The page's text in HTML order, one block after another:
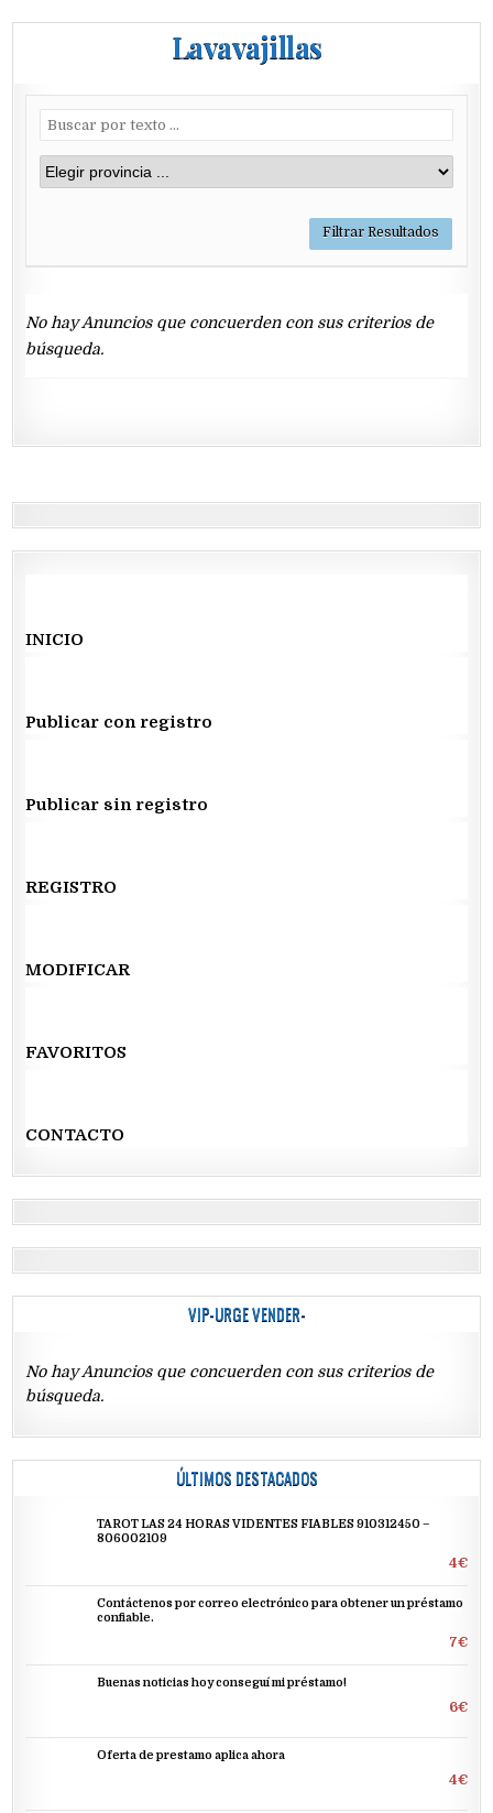
Lavavajillas
No hay Anuncios que concuerden con sus criterios de
búsqueda.
INICIO
Publicar con registro
Publicar sin registro
REGISTRO
MODIFICAR
FAVORITOS
CONTACTO
VIP-URGE VENDER-
No hay Anuncios que concuerden con sus criterios de
búsqueda.
ÚLTIMOS DESTACADOS
TAROT LAS 24 HORAS VIDENTES FIABLES 910312450 –
806002109
4€
Contáctenos por correo electrónico para obtener un préstamo
confiable.
7€
Buenas noticias hoy conseguí mi préstamo!
6€
Oferta de prestamo aplica ahora
4€